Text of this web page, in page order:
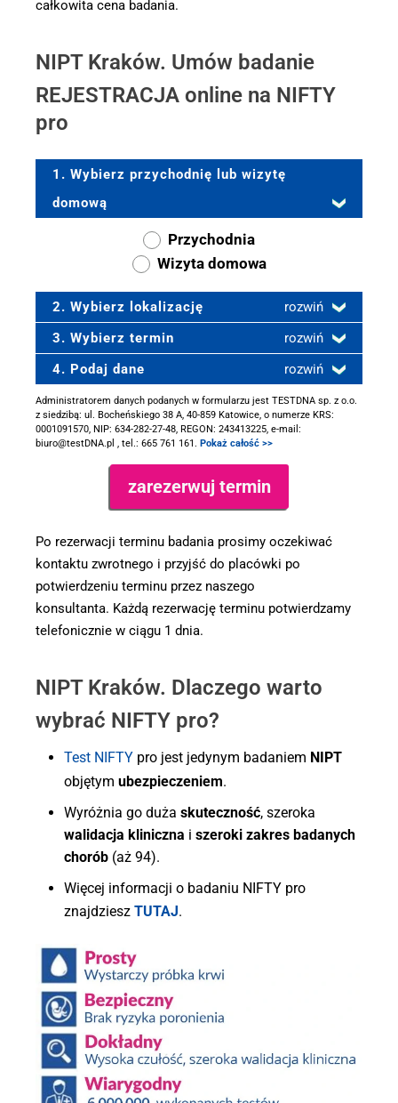
całkowita cena badania.
NIPT Kraków. Umów badanie
REJESTRACJA online na NIFTY
pro
1. Wybierz przychodnię lub wizytę
domową
Przychodnia
Wizyta domowa
2. Wybierz lokalizację
rozwiń
3. Wybierz termin
rozwiń
4. Podaj dane
rozwiń
Administratorem danych podanych w formularzu jest TESTDNA sp. z o.o.
z siedzibą: ul. Bocheńskiego 38 A, 40-859 Katowice, o numerze KRS:
0001091570, NIP: 634-282-27-48, REGON: 243413225, e-mail:
biuro@testDNA.pl , tel.: 665 761 161. Pokaż całość >>
Po rezerwacji terminu badania prosimy oczekiwać
kontaktu zwrotnego i przyjść do placówki po
potwierdzeniu terminu przez naszego
konsultanta. Każdą rezerwację terminu potwierdzamy
telefonicznie w ciągu 1 dnia.
NIPT Kraków. Dlaczego warto
wybrać NIFTY pro?
Test NIFTY pro jest jedynym badaniem NIPT
objętym ubezpieczeniem.
Wyróżnia go duża skuteczność, szeroka
walidacja kliniczna i szeroki zakres badanych
chorób (aż 94).
Więcej informacji o badaniu NIFTY pro
znajdziesz TUTAJ.